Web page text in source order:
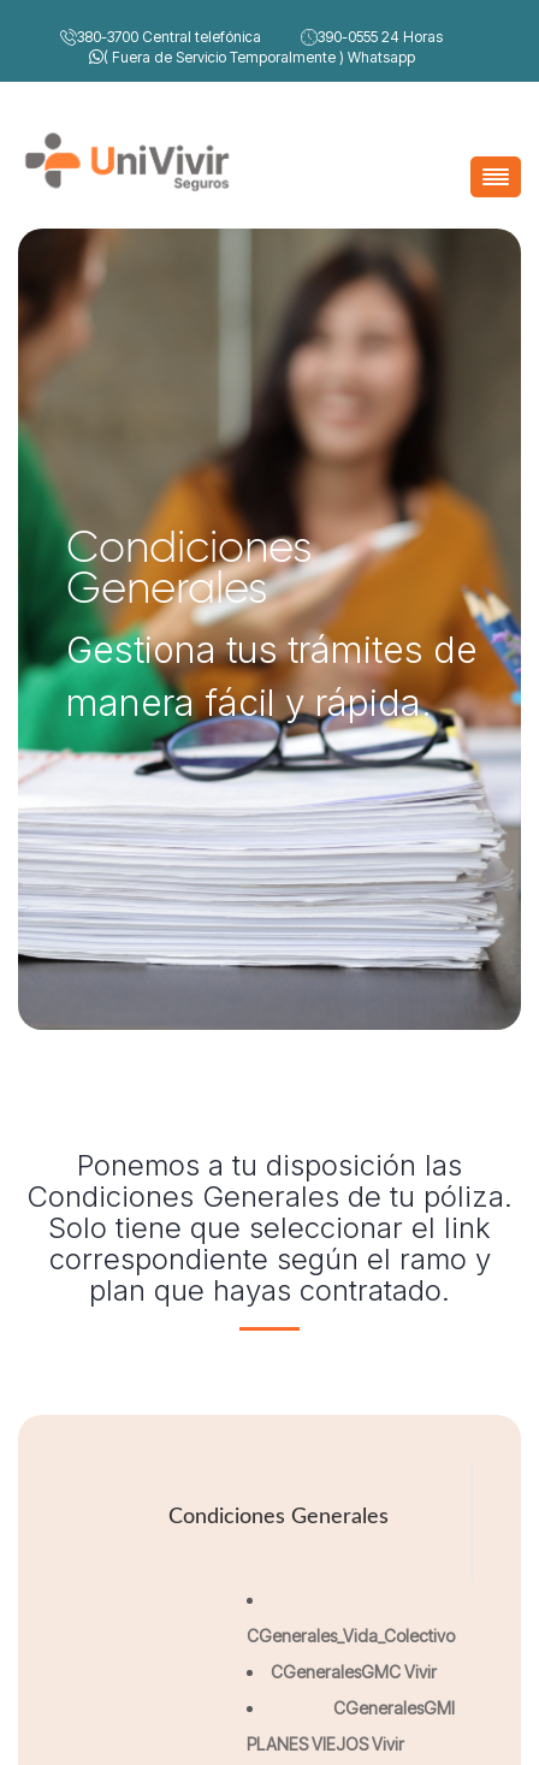
380-3700 Central telefónica 390-0555 24 Horas
( Fuera de Servicio Temporalmente ) Whatsapp
Condiciones
Generales
Gestiona tus trámites de
manera fácil y rápida.
Ponemos a tu disposición las
Condiciones Generales de tu póliza.
Solo tiene que seleccionar el link
correspondiente según el ramo y
plan que hayas contratado.
Condiciones Generales
CGenerales_Vida_Colectivo
CGeneralesGMC Vivir
CGeneralesGMI
PLANES VIEJOS Vivir